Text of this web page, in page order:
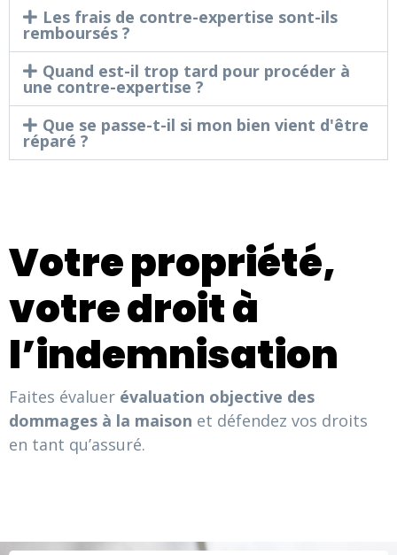
Les frais de contre-expertise sont-ils
remboursés ?
Quand est-il trop tard pour procéder à
une contre-expertise ?
Que se passe-t-il si mon bien vient d'être
réparé ?
Votre propriété,
votre droit à
l’indemnisation
Faites évaluer évaluation objective des
dommages à la maison et défendez vos droits
en tant qu’assuré.